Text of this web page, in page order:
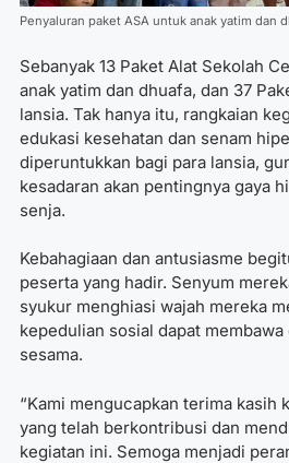
Penyaluran paket ASA untuk anak yatim dan
Sebanyak 13 Paket Alat Sekolah
anak yatim dan dhuafa, dan 37
lansia. Tak hanya itu, rangkaian
edukasi kesehatan dan senam
diperuntukkan bagi para lansia,
kesadaran akan pentingnya gaya
senja.
Kebahagiaan dan antusiasme
peserta yang hadir. Senyum
syukur menghiasi wajah mereka
kepedulian sosial dapat membawa
sesama.
“Kami mengucapkan terima kasih
yang telah berkontribusi dan
kegiatan ini. Semoga menjadi